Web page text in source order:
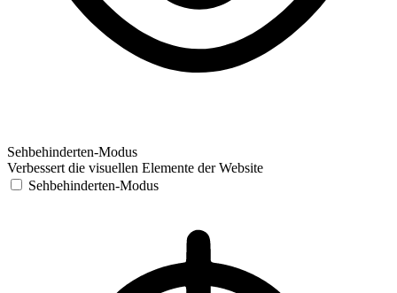
Sehbehinderten-Modus
Verbessert die visuellen Elemente der Website
Sehbehinderten-Modus